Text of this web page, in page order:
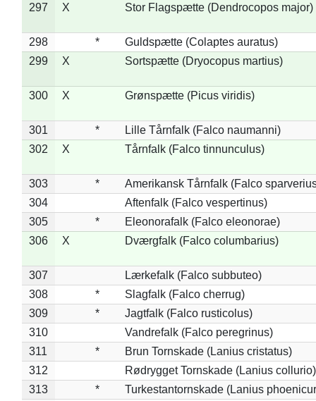
297
X Stor Flagspætte (Dendrocopos major)
298 *
Guldspætte (Colaptes auratus)
299
X Sortspætte (Dryocopus martius)
300 X Grønspætte (Picus viridis)
301 *
Lille Tårnfalk (Falco naumanni)
302
X Tårnfalk (Falco tinnunculus)
303 *
Amerikansk Tårnfalk (Falco
304
Aftenfalk (Falco vespertinus)
305
*
Eleonorafalk (Falco eleonorae)
306
X Dværgfalk (Falco columbarius)
307
Lærkefalk (Falco subbuteo)
308
*
Slagfalk (Falco cherrug)
309
*
Jagtfalk (Falco rusticolus)
310
Vandrefalk (Falco peregrinus)
311
*
Brun Tornskade (Lanius cristatus)
312
Rødrygget Tornskade (Lanius collurio)
313
*
Turkestantornskade (Lanius